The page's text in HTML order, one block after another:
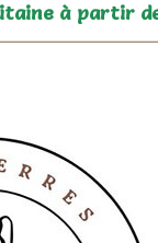
à partir